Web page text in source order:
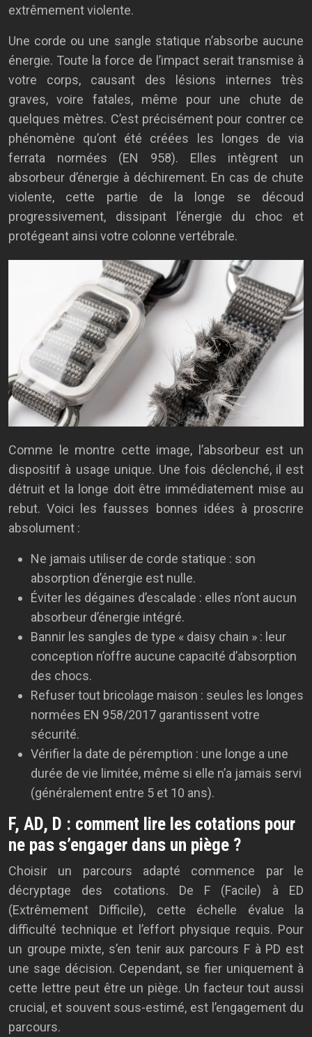
extrêmement violente.
Une corde ou une sangle statique n’absorbe aucune
énergie. Toute la force de l’impact serait transmise à
votre corps, causant des lésions internes très
graves, voire fatales, même pour une chute de
quelques mètres. C’est précisément pour contrer ce
phénomène qu’ont été créées les longes de via
ferrata normées (EN 958). Elles intègrent un
absorbeur d’énergie à déchirement. En cas de chute
violente, cette partie de la longe se découd
progressivement, dissipant l’énergie du choc et
protégeant ainsi votre colonne vertébrale.
Comme le montre cette image, l’absorbeur est un
dispositif à usage unique. Une fois déclenché, il est
détruit et la longe doit être immédiatement mise au
rebut. Voici les fausses bonnes idées à proscrire
absolument :
Ne jamais utiliser de corde statique : son
absorption d’énergie est nulle.
Éviter les dégaines d’escalade : elles n’ont aucun
absorbeur d’énergie intégré.
Bannir les sangles de type « daisy chain » : leur
conception n’offre aucune capacité d’absorption
des chocs.
Refuser tout bricolage maison : seules les longes
normées EN 958/2017 garantissent votre
sécurité.
Vérifier la date de péremption : une longe a une
durée de vie limitée, même si elle n’a jamais servi
(généralement entre 5 et 10 ans).
F, AD, D : comment lire les cotations pour
ne pas s’engager dans un piège ?
Choisir un parcours adapté commence par le
décryptage des cotations. De F (Facile) à ED
(Extrêmement Difficile), cette échelle évalue la
difficulté technique et l’effort physique requis. Pour
un groupe mixte, s’en tenir aux parcours F à PD est
une sage décision. Cependant, se fier uniquement à
cette lettre peut être un piège. Un facteur tout aussi
crucial, et souvent sous-estimé, est l’engagement du
parcours.